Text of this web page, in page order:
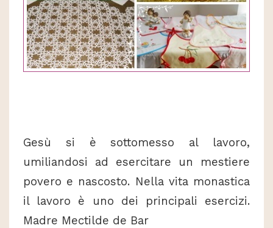
Gesù si è sottomesso al lavoro,
umiliandosi ad esercitare un mestiere
povero e nascosto. Nella vita monastica
il lavoro è uno dei principali esercizi.
Madre Mectilde de Bar